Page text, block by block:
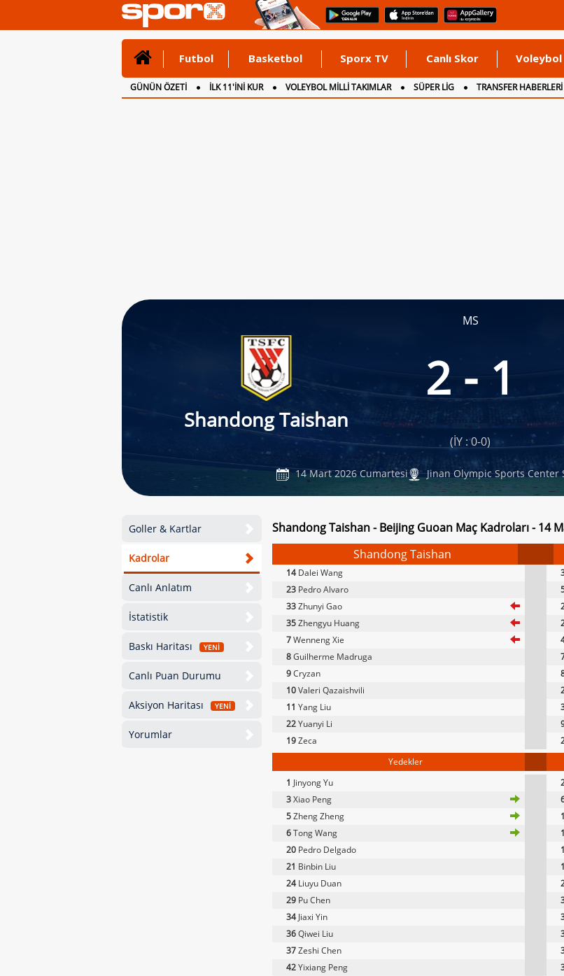
Futbol Basketbol Sporx TV Canlı Skor Voleybol
GÜNÜN ÖZETİ İLK 11'İNİ KUR VOLEYBOL MİLLİ TAKIMLAR SÜPER LİG TRANSFER HABERLERİ
CANLI ANLATIM
İNGİLTERE
MS
Shandong Taishan
2 - 1
(İY : 0-0)
14 Mart 2026 Cumartesi Jinan Olympic Sports Center
Goller & Kartlar
Kadrolar
Canlı Anlatım
İstatistik
Baskı Haritası YENİ
Canlı Puan Durumu
Aksiyon Haritası YENİ
Yorumlar
Shandong Taishan - Beijing Guoan Maç Kadroları - 14
Shandong Taishan
14 Dalei Wang
23 Pedro Alvaro
33Zhunyi Gao
35Zhengyu Huang
7Wenneng Xie
8Guilherme Madruga
9Cryzan
10Valeri Qazaishvili
11 Yang Liu
22Yuanyi Li
19Zeca
Yedekler
1 Jinyong Yu
3Xiao Peng
5Zheng Zheng
6Tong Wang
20 Pedro Delgado
21 Binbin Liu
24 Liuyu Duan
29 Pu Chen
34 Jiaxi Yin
36Qiwei Liu
37Zeshi Chen
42Yixiang Peng